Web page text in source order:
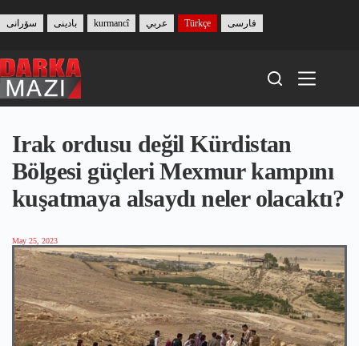
content
بادینی سۆرانی kurmancî عربي Türkçe فارسی
Irak ordusu değil Kürdistan
Bölgesi güçleri Mexmur kampını
kuşatmaya alsaydı neler olacaktı?
May 25, 2023